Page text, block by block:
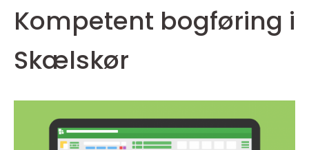
Kompetent bogføring i
Skælskør